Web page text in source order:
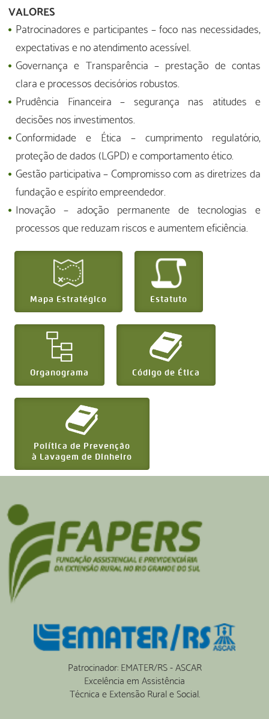
VALORES
Patrocinadores e participantes – foco nas necessidades,
expectativas e no atendimento acessível.
Governança e Transparência – prestação de contas
clara e processos decisórios robustos.
Prudência Financeira – segurança nas atitudes e
decisões nos investimentos.
Conformidade e Ética – cumprimento regulatório,
proteção de dados (LGPD) e comportamento ético.
Gestão participativa – Compromisso com as diretrizes da
fundação e espírito empreendedor.
Inovação – adoção permanente de tecnologias e
processos que reduzam riscos e aumentem eficiência.
Mapa Estratégico Estatuto
Organograma Código de Ética
Política de Prevenção
à Lavagem de Dinheiro
Patrocinador: EMATER/RS - ASCAR
Excelência em Assistência
Técnica e Extensão Rural e Social.